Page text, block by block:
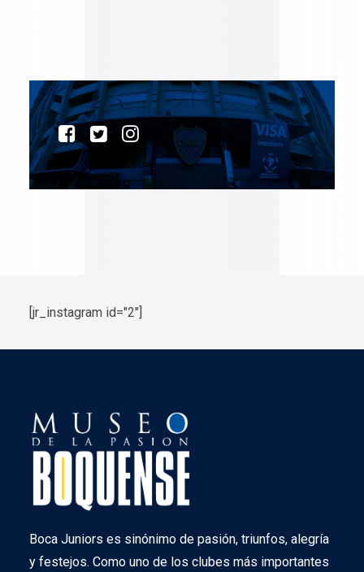
[jr_instagram id="2"]
Boca Juniors es sinónimo de pasión, triunfos, alegría
y festejos. Como uno de los clubes más importantes